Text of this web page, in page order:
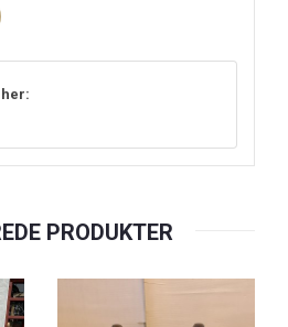
PRODUKTER